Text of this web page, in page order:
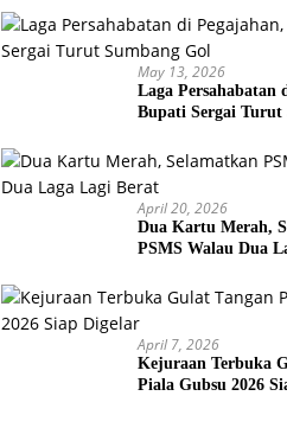
May 13, 2026
Laga Persahabatan
Bupati Sergai Turut
April 20, 2026
Dua Kartu Merah,
PSMS Walau Dua
April 7, 2026
Kejuraan Terbuka
Piala Gubsu 2026